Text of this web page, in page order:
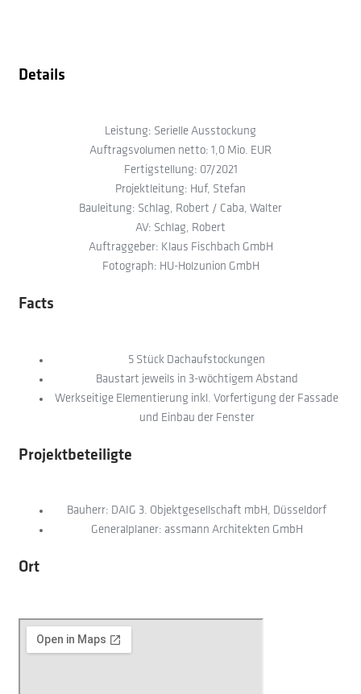
Details
Leistung: Serielle Ausstockung
Auftragsvolumen netto: 1,0 Mio. EUR
Fertigstellung: 07/2021
Projektleitung: Huf, Stefan
Bauleitung: Schlag, Robert / Caba, Walter
AV: Schlag, Robert
Auftraggeber: Klaus Fischbach GmbH
Fotograph: HU-Holzunion GmbH
Facts
5 Stück Dachaufstockungen
Baustart jeweils in 3-wöchtigem Abstand
Werkseitige Elementierung inkl. Vorfertigung der Fassade
und Einbau der Fenster
Projektbeteiligte
Bauherr: DAIG 3. Objektgesellschaft mbH, Düsseldorf
Generalplaner: assmann Architekten GmbH
Ort